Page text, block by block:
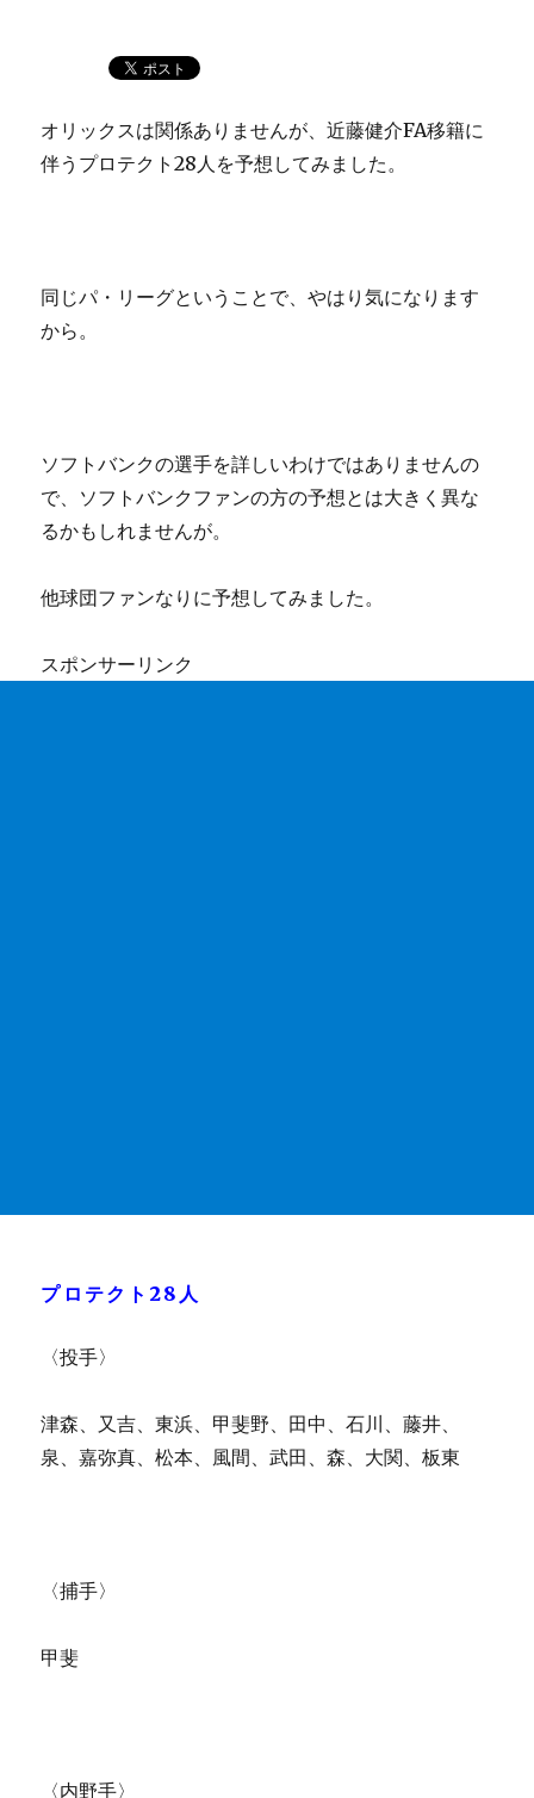
オリックスは関係ありませんが、近藤健介FA移籍に
伴うプロテクト28人を予想してみました。
同じパ・リーグということで、やはり気になります
から。
ソフトバンクの選手を詳しいわけではありませんの
で、ソフトバンクファンの方の予想とは大きく異な
るかもしれませんが。
他球団ファンなりに予想してみました。
スポンサーリンク
プロテクト28人
〈投手〉
津森、又吉、東浜、甲斐野、田中、石川、藤井、
泉、嘉弥真、松本、風間、武田、森、大関、板東
〈捕手〉
甲斐
〈内野手〉